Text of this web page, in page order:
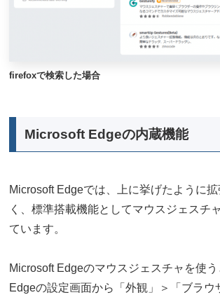
firefoxで検索した場合
Microsoft Edgeの内蔵機能
Microsoft Edgeでは、上に挙げたように
く、標準搭載機能としてマウスジェスチ
ています。
Microsoft Edgeのマウスジェスチャを使
Edgeの設定画面から「外観」＞「ブラウ